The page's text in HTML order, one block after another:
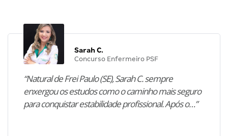
Sarah C.
Concurso Enfermeiro PSF
“Natural de Frei Paulo (SE), Sarah C. sempre
enxergou os estudos como o caminho mais seguro
para conquistar estabilidade profissional. Após o…”